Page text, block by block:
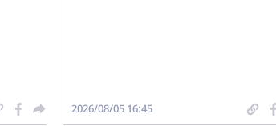
2026/08/05 16:45